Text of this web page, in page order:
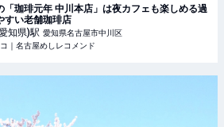
「珈琲元年 中川本店」は夜カフェも楽しめる過
すい老舗珈琲店
知県)駅 愛知県名古屋市中川区
｜名古屋めしレコメンド